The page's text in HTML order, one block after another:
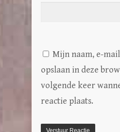
Mijn naam, e-
opslaan in deze
volgende keer
reactie plaats.